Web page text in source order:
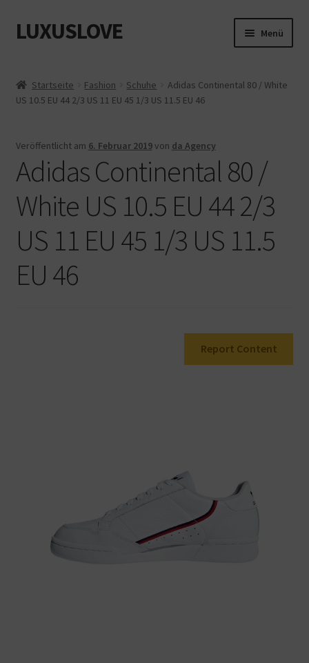
Zur
Navigation
Zum
Inhalt
LUXUSLOVE Menü
Cookie-Richtlinie (EU)
Datenschutz
Impressum
Kasse
Mein Konto
Shop
Startseite Fashion Schuhe
Adidas Continental 80 / White
US 10.5 EU 44 2/3 US 11 EU 45 1/3 US 11.5 EU 46
Veröffentlicht am 6. Februar 2019von da Agency
Adidas Continental 80 /
White US 10.5 EU 44 2/3
US 11 EU 45 1/3 US 11.5
EU 46
Report Content